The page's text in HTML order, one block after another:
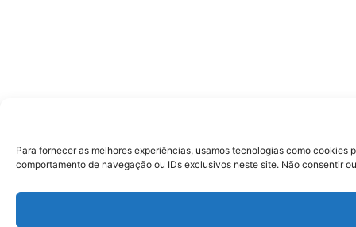
Para fornecer as melhores experiências, usamos tecnologias como
comportamento de navegação ou IDs exclusivos neste site. Não consentir